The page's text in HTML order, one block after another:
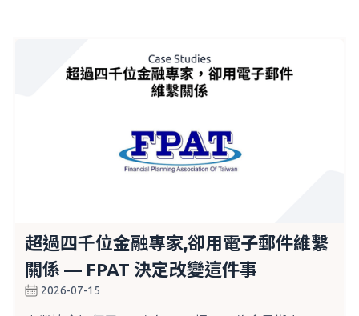
超過四千位金融專家,卻用電子郵件維繫
關係 — FPAT 決定改變這件事
2026-07-15